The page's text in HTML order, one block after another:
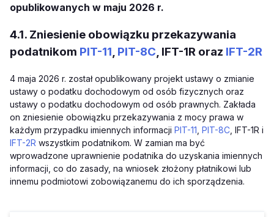
opublikowanych w maju 2026 r.
4.1. Zniesienie obowiązku przekazywania
podatnikom PIT-11, PIT-8C, IFT-1R oraz IFT-2R
4 maja 2026 r. został opublikowany projekt ustawy o zmianie
ustawy o podatku dochodowym od osób fizycznych oraz
ustawy o podatku dochodowym od osób prawnych. Zakłada
on zniesienie obowiązku przekazywania z mocy prawa w
każdym przypadku imiennych informacji PIT-11 PIT-8C , IFT-1R i
IFT-2R wszystkim podatnikom. W zamian ma być
wprowadzone uprawnienie podatnika do uzyskania imiennych
informacji, co do zasady, na wniosek złożony płatnikowi lub
innemu podmiotowi zobowiązanemu do ich sporządzenia.